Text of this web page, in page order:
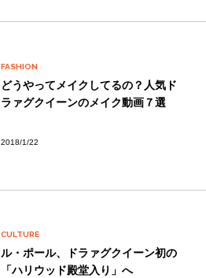
FASHION
どうやってメイクしてるの？人気ド
ラァグクイーンのメイク動画７選
2018/1/22
CULTURE
ル・ポール、ドラァグクイーン初の
「ハリウッド殿堂入り」へ